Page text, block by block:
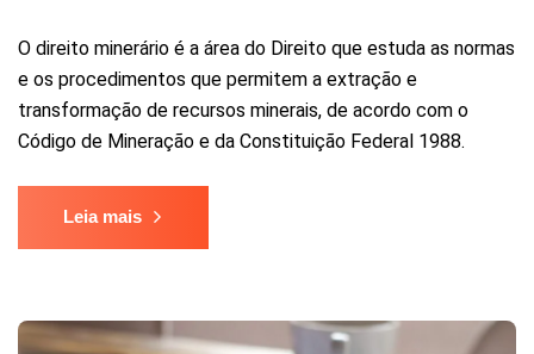
O direito minerário é a área do Direito que estuda as normas
e os procedimentos que permitem a extração e
transformação de recursos minerais, de acordo com o
Código de Mineração e da Constituição Federal 1988.
Leia mais